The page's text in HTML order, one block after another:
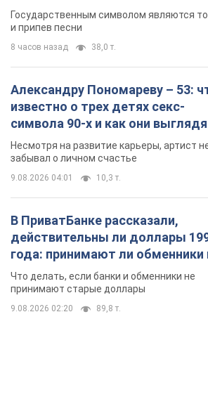
Государственным символом являются
и припев песни
8 часов назад 38,0 т.
Александру Пономареву – 53:
известно о трех детях секс-
символа 90-х и как они
Несмотря на развитие карьеры, артист
забывал о личном счастье
9.08.2026 04:01 10,3 т.
В ПриватБанке рассказали,
действительны ли доллары
года: принимают ли обменники
банки такие купюры
Что делать, если банки и обменники не
принимают старые доллары
9.08.2026 02:20 89,8 т.